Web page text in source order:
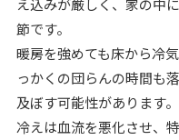
え込みが厳しく、家の中
節です。
暖房を強めても床から冷
っかくの団らんの時間も
及ぼす可能性があります。
冷えは血流を悪化させ、